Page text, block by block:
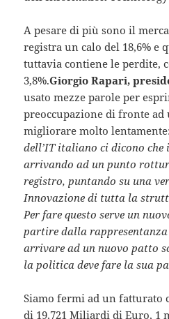
A pesare di più sono il
registra un calo del 18,6% e
tuttavia contiene le perdite,
3,8%.Giorgio Rapari,
usato mezze parole per
preoccupazione di fronte ad
migliorare molto
dell’IT italiano ci dicono
arrivando ad un punto
registro, puntando su una
Innovazione di tutta la
Per fare questo serve un
partire dalla
arrivare ad un nuovo patto
la politica deve fare la sua
Siamo fermi ad un fatturato
di 19,721 Miliardi di Euro, 1